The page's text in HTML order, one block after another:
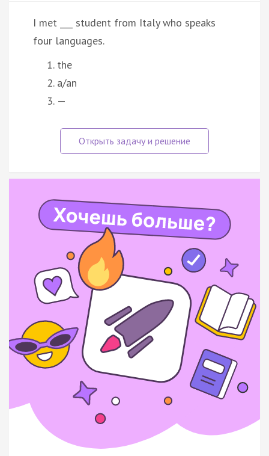
I met ___ student from Italy who speaks
four languages.
the
a/an
—